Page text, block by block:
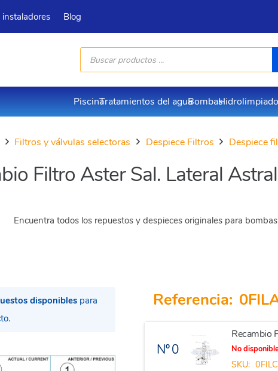
Blog
Búsqueda
productos
PiscinaTratamientos del aguaBombas
Filtros y válvulas selectoras Despiece Filtros Despiece
Filtro Aster Sal. Lateral
Encuentra todos los repuestos y despieces originales para
disponiblespara
Referencia:
Nº 0
Recambio
No
SKU: